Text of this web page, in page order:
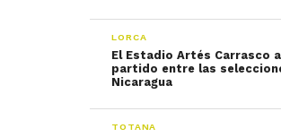
LORCA
El Estadio Artés Carrasco
partido entre las
Nicaragua
TOTANA